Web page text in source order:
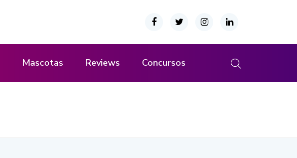
Mascotas Reviews Concursos